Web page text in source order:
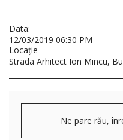
Data:
12/03/2019 06:30 PM
Locaţie
Strada Arhitect Ion Mincu,
Ne pare rău,